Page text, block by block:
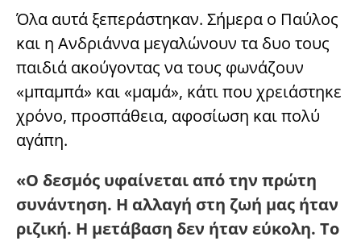
Όλα αυτά ξεπεράστηκαν. Σήμερα ο Παύλος
και η Ανδριάννα μεγαλώνουν τα δυο τους
παιδιά ακούγοντας να τους φωνάζουν
«μπαμπά» και «μαμά», κάτι που χρειάστηκε
χρόνο, προσπάθεια, αφοσίωση και πολύ
αγάπη.
«Ο δεσμός υφαίνεται από την πρώτη
συνάντηση. Η αλλαγή στη ζωή μας ήταν
ριζική. Η μετάβαση δεν ήταν εύκολη. Το